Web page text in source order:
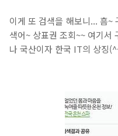
이게 또 검색을 해보니... 흠~
색어~ 상표권 조회~~ 여기서
나 국산이자 한국 IT의 상징